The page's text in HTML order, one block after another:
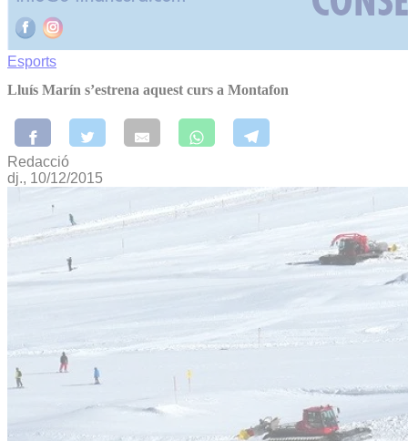
Esports
Lluís Marín s’estrena aquest curs a Montafon
Redacció
dj., 10/12/2015